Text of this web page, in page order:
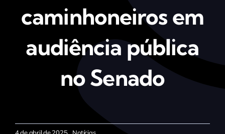
caminhoneiros em
audiência pública
no Senado